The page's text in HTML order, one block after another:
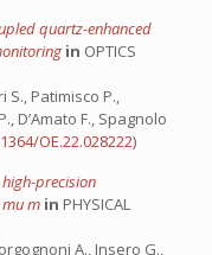
quartz-enhanced
in OPTICS
S., Patimisco P.,
D’Amato F., Spagnolo
OE.22.028222)
precision
m in PHYSICAL
A., Insero G.,